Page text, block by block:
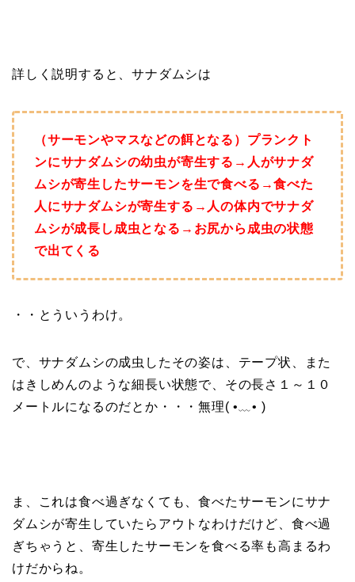
詳しく説明すると、サナダムシは
（サーモンやマスなどの餌となる）プランクト
ンにサナダムシの幼虫が寄生する→人がサナダ
ムシが寄生したサーモンを生で食べる→食べた
人にサナダムシが寄生する→人の体内でサナダ
ムシが成長し成虫となる→お尻から成虫の状態
で出てくる
・・とういうわけ。
で、サナダムシの成虫したその姿は、テープ状、また
はきしめんのような細長い状態で、その長さ１～１０
メートルになるのだとか・・・無理( •﹏• )
ま、これは食べ過ぎなくても、食べたサーモンにサナ
ダムシが寄生していたらアウトなわけだけど、食べ過
ぎちゃうと、寄生したサーモンを食べる率も高まるわ
けだからね。